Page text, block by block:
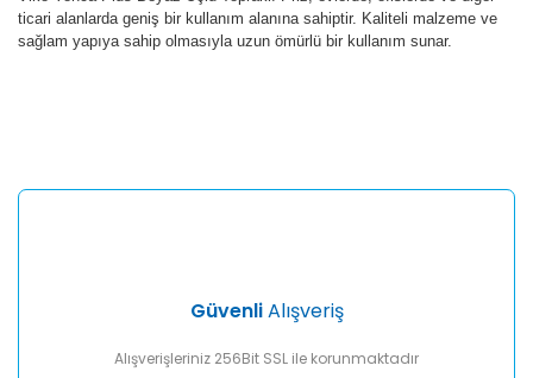
ticari alanlarda geniş bir kullanım alanına sahiptir. Kaliteli malzeme ve
sağlam yapıya sahip olmasıyla uzun ömürlü bir kullanım sunar.
Yorum Yaz
Ürün fiyatı diğer sitelerden daha pahalı.
GüvenliAlışveriş
Alışverişleriniz 256Bit SSL ile korunmaktadır